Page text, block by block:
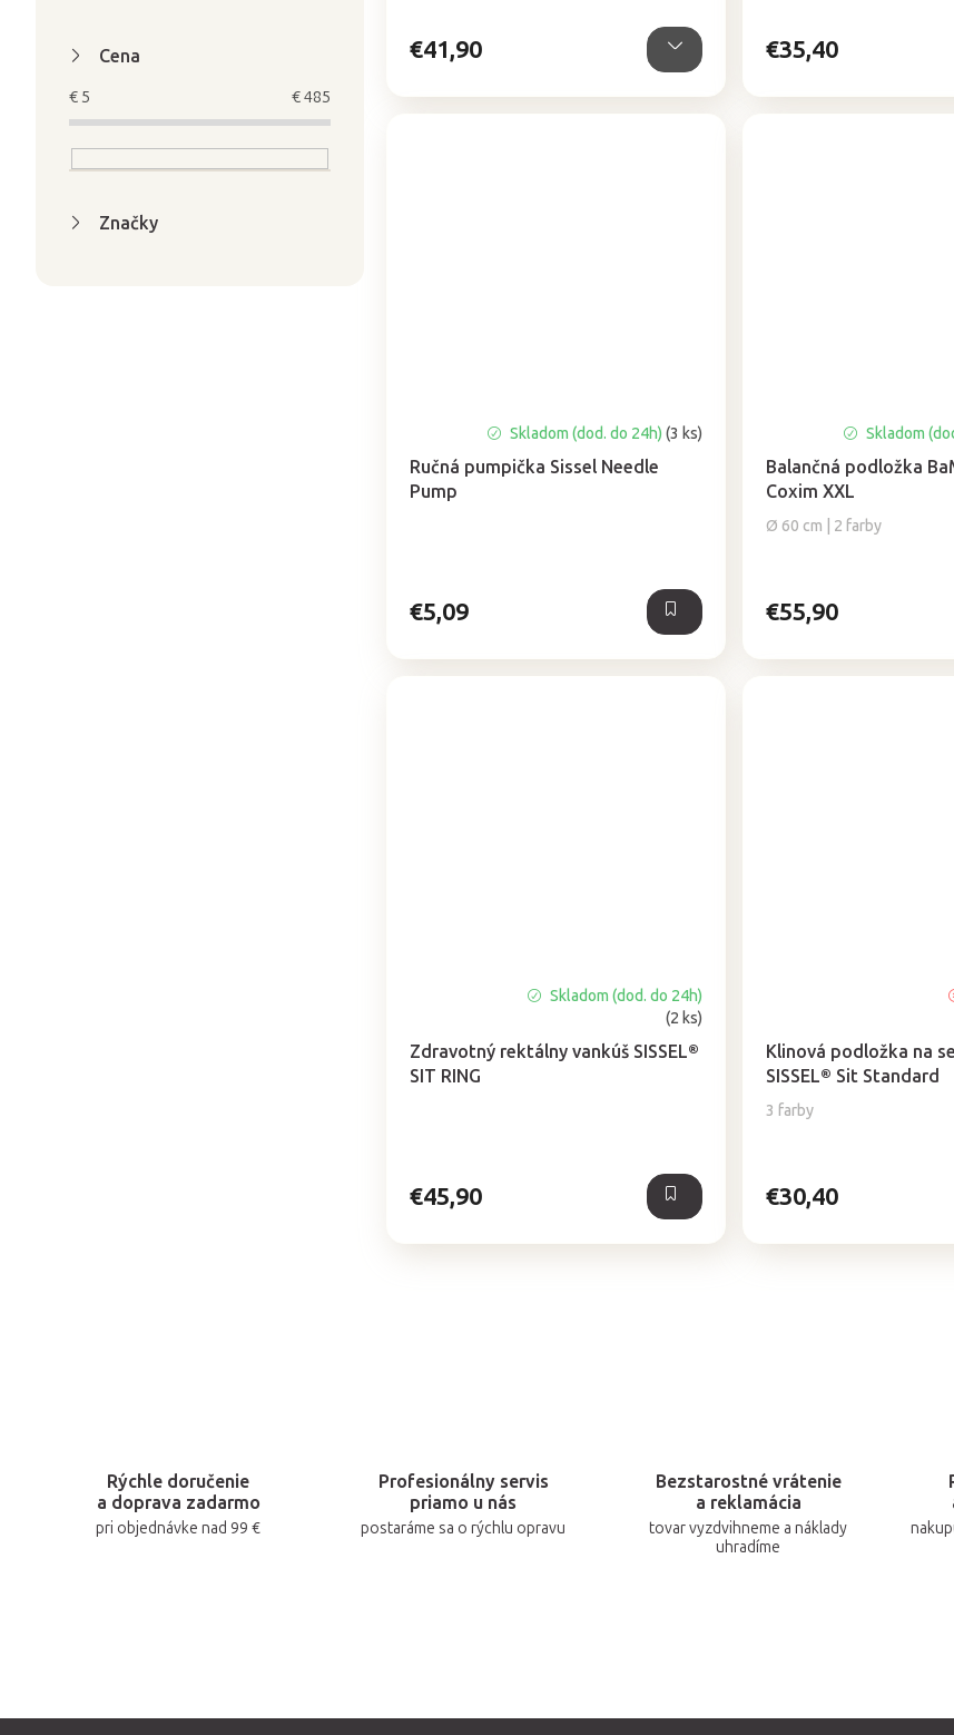
Cena
€ 5 €485
Značky
€41,90 €35,40
Ručná pumpička Sissel Needle
Pump
Skladom (dod. do 24h) (3 ks)
€5,09
Balančná podložka
Coxim XXL
Ø 60 cm | 2 farby
Skladom
€55,90
Zdravotný rektálny vankúš SISSEL®
SIT RING
produktu
je
Skladom (dod. do 24h)
(2 ks)
€45,90
Klinová podložka na
SISSEL® Sit Standard
3 farby
produktu
je
z
€30,40
e
v
Rýchle doručenie
a doprava zadarmo
pri objednávke nad 99 €
Profesionálny servis
priamo u nás
postaráme sa o rýchlu opravu
Bezstarostné vrátenie
a reklamácia
tovar vyzdvihneme a náklady
uhradíme